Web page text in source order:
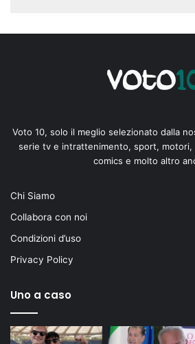
Voto 10, solo il meglio selezionato dalla
serie tv e intrattenimento, sport, motori,
comics e molto altro
Chi Siamo
Collabora con noi
Condizioni d’uso
Privacy Policy
Uno a caso